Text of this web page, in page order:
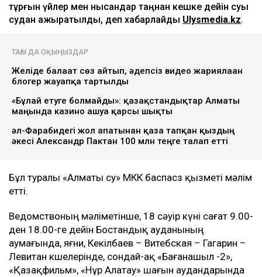
тұрғын үйлер мен нысандар таңнан кешке дейін суық
судан ажыратылды, деп хабарлайды Ulysmedia.kz.
ТАҒЫ ДА ОҚЫҢЫЗДАР
Желіде балағат сөз айтып, әдепсіз видео жариялаған
блогер жауапқа тартылды
«Бұлай етуге болмайды»: қазақстандықтар Алматы
маңында казино ашуға қарсы шықты
әл-Фарабидегі жол апатынан қаза тапқан қыздың
әкесі Александр Пактан 100 млн теңге талап етті
Бұл туралы «Алматы су» МКК баспасөз қызметі мәлім
етті.
Ведомствоның мәліметінше, 18 сәуір күні сағат 9.00-
ден 18.00-ге дейін Бостандық ауданының
аумағында, яғни, Кекілбаев – Витебская – Гагарин –
Левитан көшелерінде, сондай-ақ «Бағанашыл -2»,
«Қазақфильм», «Нұр Алатау» шағын аудандарында